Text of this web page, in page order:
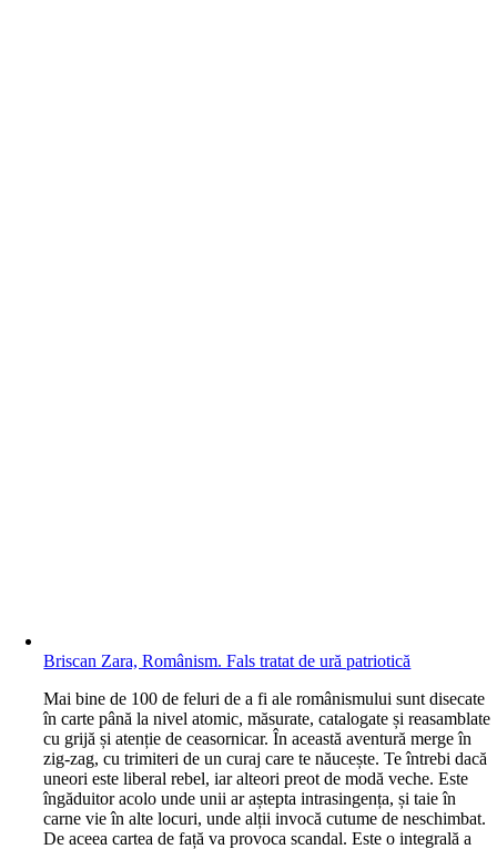
Briscan Zara, Românism. Fals tratat de ură patriotică
Mai bine de 100 de feluri de a fi ale românismului sunt disecate
în carte până la nivel atomic, măsurate, catalogate și reasamblate
cu grijă și atenție de ceasornicar. În această aventură merge în
zig-zag, cu trimiteri de un curaj care te năucește. Te întrebi dacă
uneori este liberal rebel, iar alteori preot de modă veche. Este
îngăduitor acolo unde unii ar aștepta intrasingența, și taie în
carne vie în alte locuri, unde alții invocă cutume de neschimbat.
De aceea cartea de față va provoca scandal. Este o integrală a